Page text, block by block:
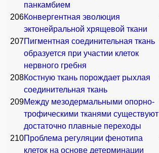
панкамбием
206Конвергентная эволюция
эктонейральной хрящевой ткани
207Пигментная соединительная ткань
образуется при участии клеток
нервного гребня
208Костную ткань порождает рыхлая
соединительная ткань
209Между мезодермальными опорно-
трофическими тканями существуют
достаточно плавные переходы
210Проблема регуляции фенотипа
клеток на основе детерминации